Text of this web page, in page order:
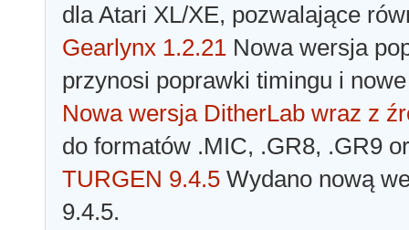
dla Atari XL/XE, pozwalające
Gearlynx 1.2.21 Nowa wersja
przynosi poprawki timingu i
Nowa wersja DitherLab wraz z
do formatów .MIC, .GR8, .GR9
TURGEN 9.4.5 Wydano nową
9.4.5.